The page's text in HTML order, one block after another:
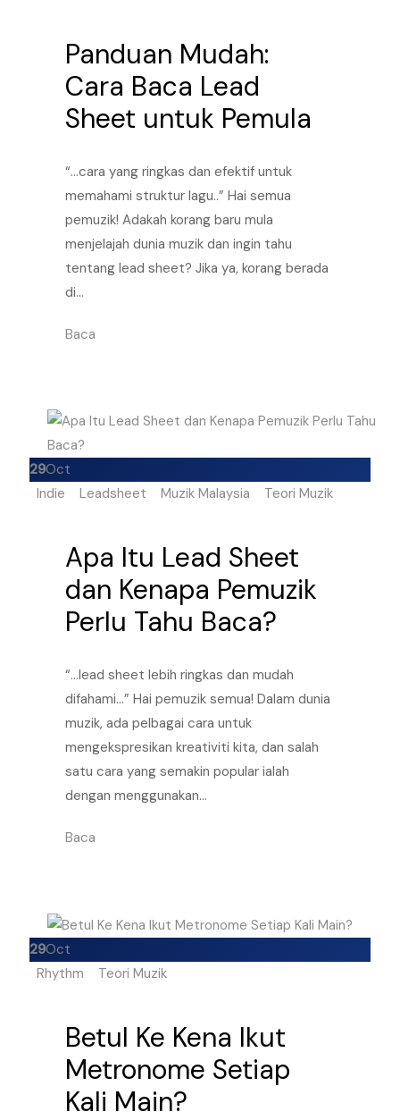
Panduan Mudah:
Cara Baca Lead
Sheet untuk Pemula
“…cara yang ringkas dan efektif untuk
memahami struktur lagu..” Hai semua
pemuzik! Adakah korang baru mula
menjelajah dunia muzik dan ingin tahu
tentang lead sheet? Jika ya, korang berada
di…
Baca
29Oct
Indie
Leadsheet Muzik Malaysia Teori Muzik
Apa Itu Lead Sheet
dan Kenapa Pemuzik
Perlu Tahu Baca?
“…lead sheet lebih ringkas dan mudah
difahami…” Hai pemuzik semua! Dalam dunia
muzik, ada pelbagai cara untuk
mengekspresikan kreativiti kita, dan salah
satu cara yang semakin popular ialah
dengan menggunakan…
Baca
29Oct
Rhythm
Teori Muzik
Betul Ke Kena Ikut
Metronome Setiap
Kali Main?